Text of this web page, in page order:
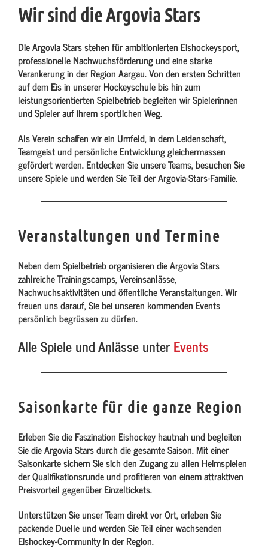
Wir sind die Argovia Stars
Die Argovia Stars stehen für ambitionierten Eishockeysport,
professionelle Nachwuchsförderung und eine starke
Verankerung in der Region Aargau. Von den ersten Schritten
auf dem Eis in unserer Hockeyschule bis hin zum
leistungsorientierten Spielbetrieb begleiten wir Spielerinnen
und Spieler auf ihrem sportlichen Weg.
Als Verein schaffen wir ein Umfeld, in dem Leidenschaft,
Teamgeist und persönliche Entwicklung gleichermassen
gefördert werden. Entdecken Sie unsere Teams, besuchen Sie
unsere Spiele und werden Sie Teil der Argovia-Stars-Familie.
Veranstaltungen und Termine
Neben dem Spielbetrieb organisieren die Argovia Stars
zahlreiche Trainingscamps, Vereinsanlässe,
Nachwuchsaktivitäten und öffentliche Veranstaltungen. Wir
freuen uns darauf, Sie bei unseren kommenden Events
persönlich begrüssen zu dürfen.
Alle Spiele und Anlässe unterEvents
Saisonkarte für die ganze Region
Erleben Sie die Faszination Eishockey hautnah und begleiten
Sie die Argovia Stars durch die gesamte Saison. Mit einer
Saisonkarte sichern Sie sich den Zugang zu allen Heimspielen
der Qualifikationsrunde und profitieren von einem attraktiven
Preisvorteil gegenüber Einzeltickets.
Unterstützen Sie unser Team direkt vor Ort, erleben Sie
packende Duelle und werden Sie Teil einer wachsenden
Eishockey-Community in der Region.